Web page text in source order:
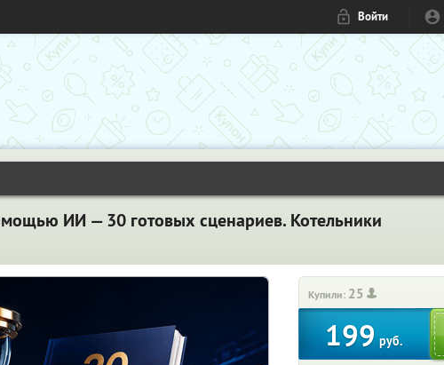
Войти
ИИ — 30 готовых сценариев. Котельники
Купили: 25
199 руб.